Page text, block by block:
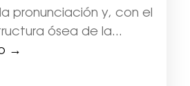
pronunciación y, con el
ósea de la...
→